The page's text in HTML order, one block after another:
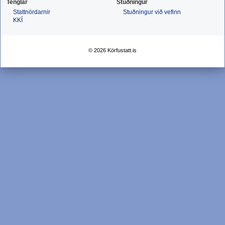
Tenglar
Stattnördarnir
KKÍ
Stuðningur
Stuðningur við vefinn
© 2026 Körfustatt.is